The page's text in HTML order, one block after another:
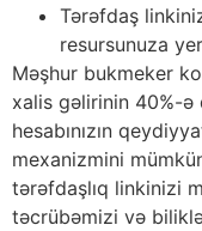
Tərəfdaş
resursunuza
Məşhur bukmeker
xalis gəlirinin 40%-
hesabınızın
mexanizmini
tərəfdaşlıq linkinizi
təcrübəmizi və